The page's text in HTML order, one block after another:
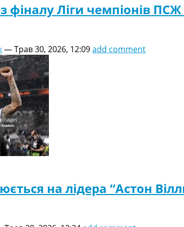
фіналу Ліги чемпіонів ПСЖ
—Трав 30, 2026, 12:09add comment
на лідера “Астон